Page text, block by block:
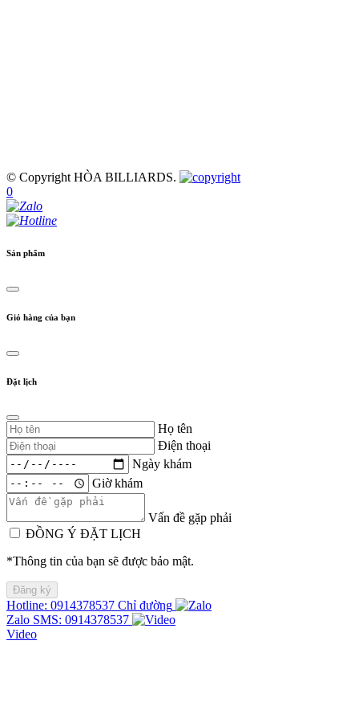
© Copyright HÒA BILLIARDS.
0
Sản phẩm
Giỏ hàng của bạn
Đặt lịch
Họ tên
Điện thoại
Ngày khám
Giờ khám
Vấn đề gặp phải
ĐỒNG Ý ĐẶT LỊCH
*Thông tin của bạn sẽ được bảo mật.
Hotline: 0914378537 Chỉ đường
Zalo SMS: 0914378537
Video